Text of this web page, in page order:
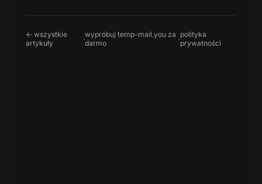
← wszystkie
artykuły
·wypróbuj temp-mail.you za
darmo
·polityka
prywatności